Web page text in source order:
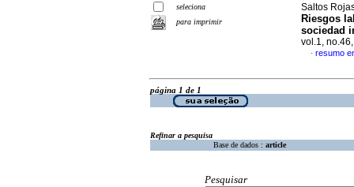
seleciona
para imprimir
Saltos
Riesgos
sociedad
vol.1,
· resumo
página 1 de 1
Refinar a pesquisa
Base de dados : article
Pesquisar